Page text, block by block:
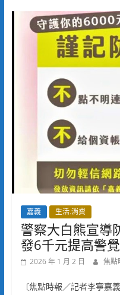
嘉義 生活.消費
警察大白熊宣
發6千元提高警覺
2026 年 1 月 2 日 焦點
〔焦點時報／記者李寧嘉